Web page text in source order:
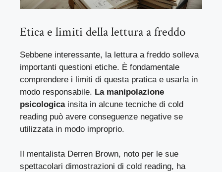
Etica e limiti della lettura a freddo
Sebbene interessante, la lettura a freddo solleva
importanti questioni etiche. È fondamentale
comprendere i limiti di questa pratica e usarla in
modo responsabile. La manipolazione
psicologicainsita in alcune tecniche di cold
reading può avere conseguenze negative se
utilizzata in modo improprio.
Il mentalista Derren Brown, noto per le sue
spettacolari dimostrazioni di cold reading, ha